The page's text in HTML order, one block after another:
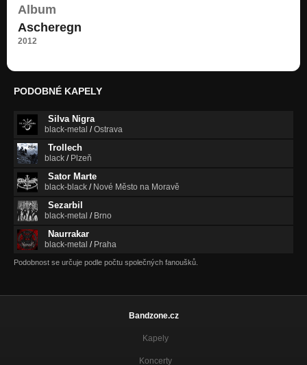
Album
Ascheregn
2012
PODOBNÉ KAPELY
Silva Nigra
black-metal /Ostrava
Trollech
black / Plzeň
Sator Marte
black-black / Nové Město na Moravě
Sezarbil
black-metal / Brno
Naurrakar
black-metal / Praha
Podobnost se určuje podle počtu společných fanoušků.
Bandzone.cz
Kapely
Koncerty